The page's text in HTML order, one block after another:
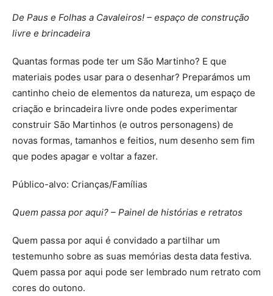
De Paus e Folhas a Cavaleiros! – espaço de construção
livre e brincadeira
Quantas formas pode ter um São Martinho? E que
materiais podes usar para o desenhar? Preparámos um
cantinho cheio de elementos da natureza, um espaço de
criação e brincadeira livre onde podes experimentar
construir São Martinhos (e outros personagens) de
novas formas, tamanhos e feitios, num desenho sem fim
que podes apagar e voltar a fazer.
Público-alvo: Crianças/Famílias
Quem passa por aqui? – Painel de histórias e retratos
Quem passa por aqui é convidado a partilhar um
testemunho sobre as suas memórias desta data festiva.
Quem passa por aqui pode ser lembrado num retrato com
cores do outono.